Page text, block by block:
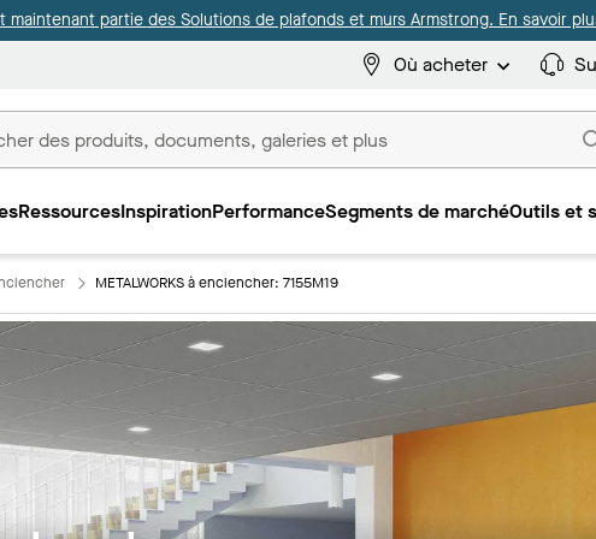
maintenant partie des Solutions de plafonds et murs Armstrong. En savoir
Où acheter
RessourcesInspirationPerformanceSegments de marchéOutils et
METALWORKS à enclencher: 7155M19